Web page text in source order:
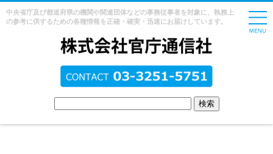
中央省庁及び都道府県の機関や関連団体などの事務従事者を対象に、執務上
の参考に供するための各種情報を正確・確実・迅速にお届けしています。